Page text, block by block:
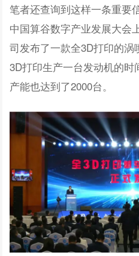
笔者还查询到这样一条重要
中国算谷数字产业发展大会
司发布了一款全3D打印的
3D打印生产一台发动机的
产能也达到了2000台。